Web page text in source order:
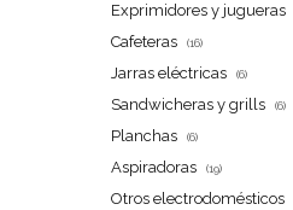
Exprimidores y jugueras
Cafeteras (16)
Jarras eléctricas (6)
Sandwicheras y grills (6)
Planchas (6)
Aspiradoras (19)
Otros electrodomésticos